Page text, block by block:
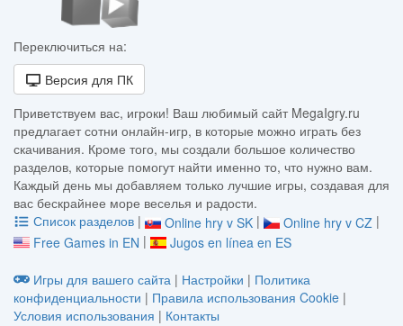
Переключиться на:
Версия для ПК
Приветствуем вас, игроки! Ваш любимый сайт MegaIgry.ru
предлагает сотни онлайн-игр, в которые можно играть без
скачивания. Кроме того, мы создали большое количество
разделов, которые помогут найти именно то, что нужно вам.
Каждый день мы добавляем только лучшие игры, создавая для
вас бескрайнее море веселья и радости.
Список разделов | Online hry v SK | Online hry v CZ |
Free Games in EN |
Jugos en línea en ES
Игры для вашего сайта | Настройки | Политика
конфиденциальности | Правила использования Cookie |
Условия использования | Контакты